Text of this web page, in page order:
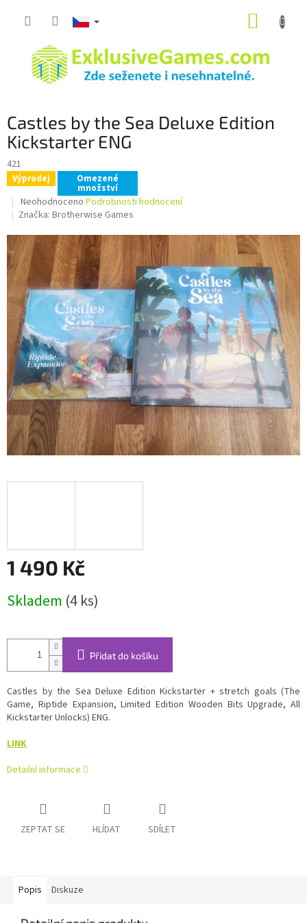
Castles by the Sea Deluxe Edition
Kickstarter ENG
421
Výprodej Omezené
množství
Průměrné
hodnocení
je
0,0
hvězdiček.
Neohodnoceno Podrobnosti hodnocení
Značka: Brotherwise Games
1 490 Kč
cena:
Skladem (4 ks)
Přidat do košíku
Castles by the Sea Deluxe Edition Kickstarter + stretch goals (The
Game, Riptide Expansion, Limited Edition Wooden Bits Upgrade, All
Kickstarter Unlocks) ENG.
LINK
Detailní informace
ZEPTAT SE HLÍDAT SDÍLET
Popis Diskuze